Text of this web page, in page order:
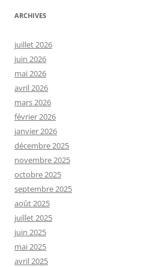
ARCHIVES
juillet 2026
juin 2026
mai 2026
avril 2026
mars 2026
février 2026
janvier 2026
décembre 2025
novembre 2025
octobre 2025
septembre 2025
août 2025
juillet 2025
juin 2025
mai 2025
avril 2025